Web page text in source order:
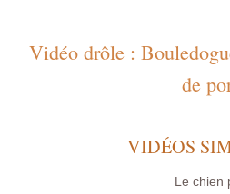
Vidéo drôle :
de
VIDÉOS
Le chien